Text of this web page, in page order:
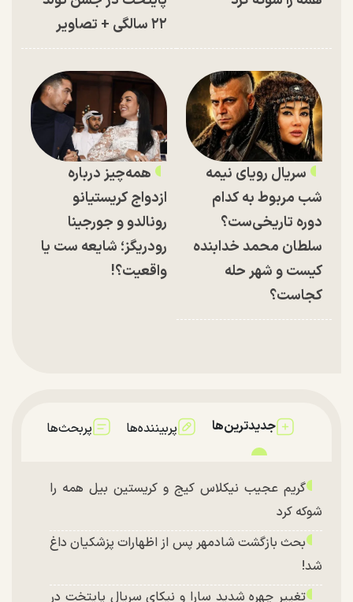
۲۲ سالگی + تصاویر
سریال رویای نیمه
شب مربوط به کدام
دوره تاریخی‌ست؟
سلطان محمد خدابنده
کیست و شهر حله
کجاست؟
همه‌چیز درباره
ازدواج کریستیانو
رونالدو و جورجینا
رودریگز؛ شایعه ست یا
واقعیت؟!
جدیدترین‌ها پربیننده‌ها پربحث‌ها
گریم عجیب نیکلاس کیج و کریستین بیل همه را
شوکه کرد
بحث بازگشت شادمهر پس از اظهارات پزشکیان داغ
شد!
تغییر چهره شدید سارا و نیکای سریال پایتخت در